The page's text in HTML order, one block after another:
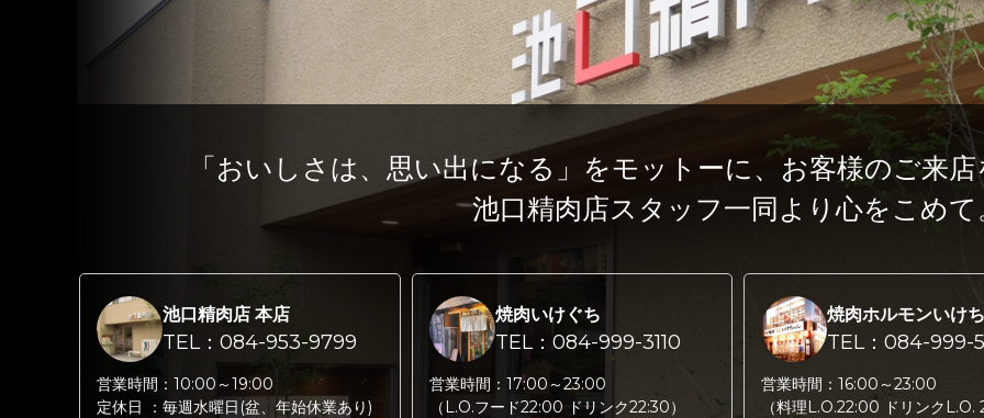
「おいしさは、思い出になる」をモットーに、 お客様のご来
池口精肉店スタッフ一同より心をこめて
池口精肉店 本店
TEL：084-953-9799
営業時間： 10:00～19:00
定休日 ： 毎週水曜日(盆、年始休業あり)
焼肉いけぐち
TEL：084-999-3110
営業時間： 17:00～23:00
（L.O.フード22:00 ドリンク22:30）
焼肉ホルモンいけ
TEL：084-999-
営業時間： 16:00～23:00
（料理L.O.22:00 ドリンクL.O.